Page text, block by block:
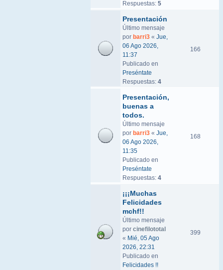
Respuestas: 5
Presentación
Último mensaje
por barri3 « Jue,
06 Ago 2026,
11:37
Publicado en
Preséntate
Respuestas: 4
166
Presentación,
buenas a
todos.
Último mensaje
por barri3 « Jue,
06 Ago 2026,
11:35
Publicado en
Preséntate
Respuestas: 4
168
¡¡¡Muchas
Felicidades
mchf!!
Último mensaje
por cinefilototal
« Mié, 05 Ago
2026, 22:31
Publicado en
Felicidades !!
399